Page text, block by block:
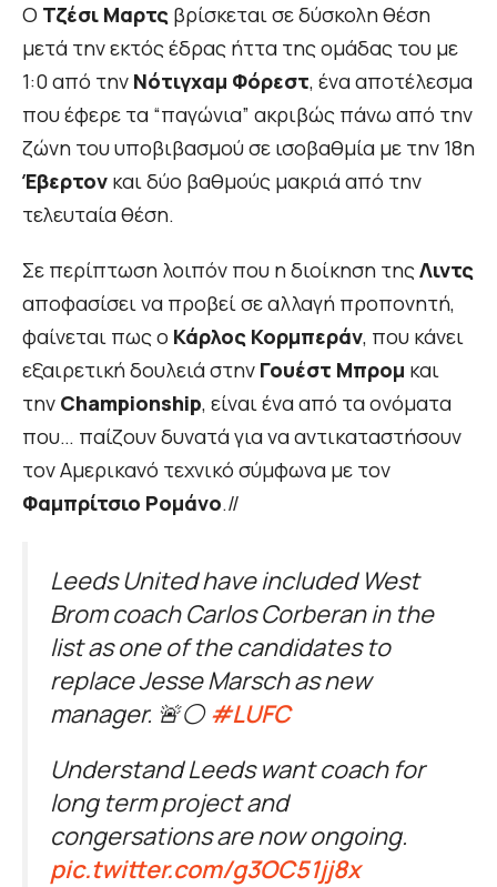
Ο Τζέσι Μαρτς βρίσκεται σε δύσκολη θέση
μετά την εκτός έδρας ήττα της ομάδας του με
1:0 από την Νότιγχαμ Φόρεστ, ένα αποτέλεσμα
που έφερε τα “παγώνια” ακριβώς πάνω από την
ζώνη του υποβιβασμού σε ισοβαθμία με την 18η
Έβερτον και δύο βαθμούς μακριά από την
τελευταία θέση.
Σε περίπτωση λοιπόν που η διοίκηση τηςΛιντς
αποφασίσει να προβεί σε αλλαγή προπονητή,
φαίνεται πως ο Κάρλος Κορμπεράν, που κάνει
εξαιρετική δουλειά στην Γουέστ Μπρομ και
την Championship, είναι ένα από τα ονόματα
που… παίζουν δυνατά για να αντικαταστήσουν
τον Αμερικανό τεχνικό σύμφωνα με τον
Φαμπρίτσιο Ρομάνο.//
Leeds United have included West
Brom coach Carlos Corberan in the
list as one of the candidates to
replace Jesse Marsch as new
manager. 🚨⚪️#LUFC
Understand Leeds want coach for
long term project and
congersations are now ongoing.
pic.twitter.com/g3OC51jj8x